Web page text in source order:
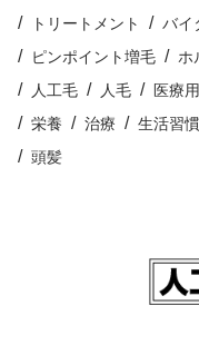
トリートメント
バイ
ピンポイント増毛
ホ
人工毛
人毛 医療
栄養
治療 生活習慣
頭髪